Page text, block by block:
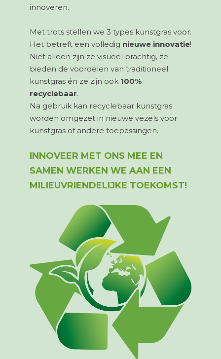
innoveren.
Met trots stellen we 3 types kunstgras voor.
Het betreft een volledig nieuwe innovatie!
Niet alleen zijn ze visueel prachtig, ze
bieden de voordelen van traditioneel
kunstgras én ze zijn ook 100%
recyclebaar.
Na gebruik kan recyclebaar kunstgras
worden omgezet in nieuwe vezels voor
kunstgras of andere toepassingen.
INNOVEER MET ONS MEE EN
SAMEN WERKEN WE AAN EEN
MILIEUVRIENDELIJKE TOEKOMST!